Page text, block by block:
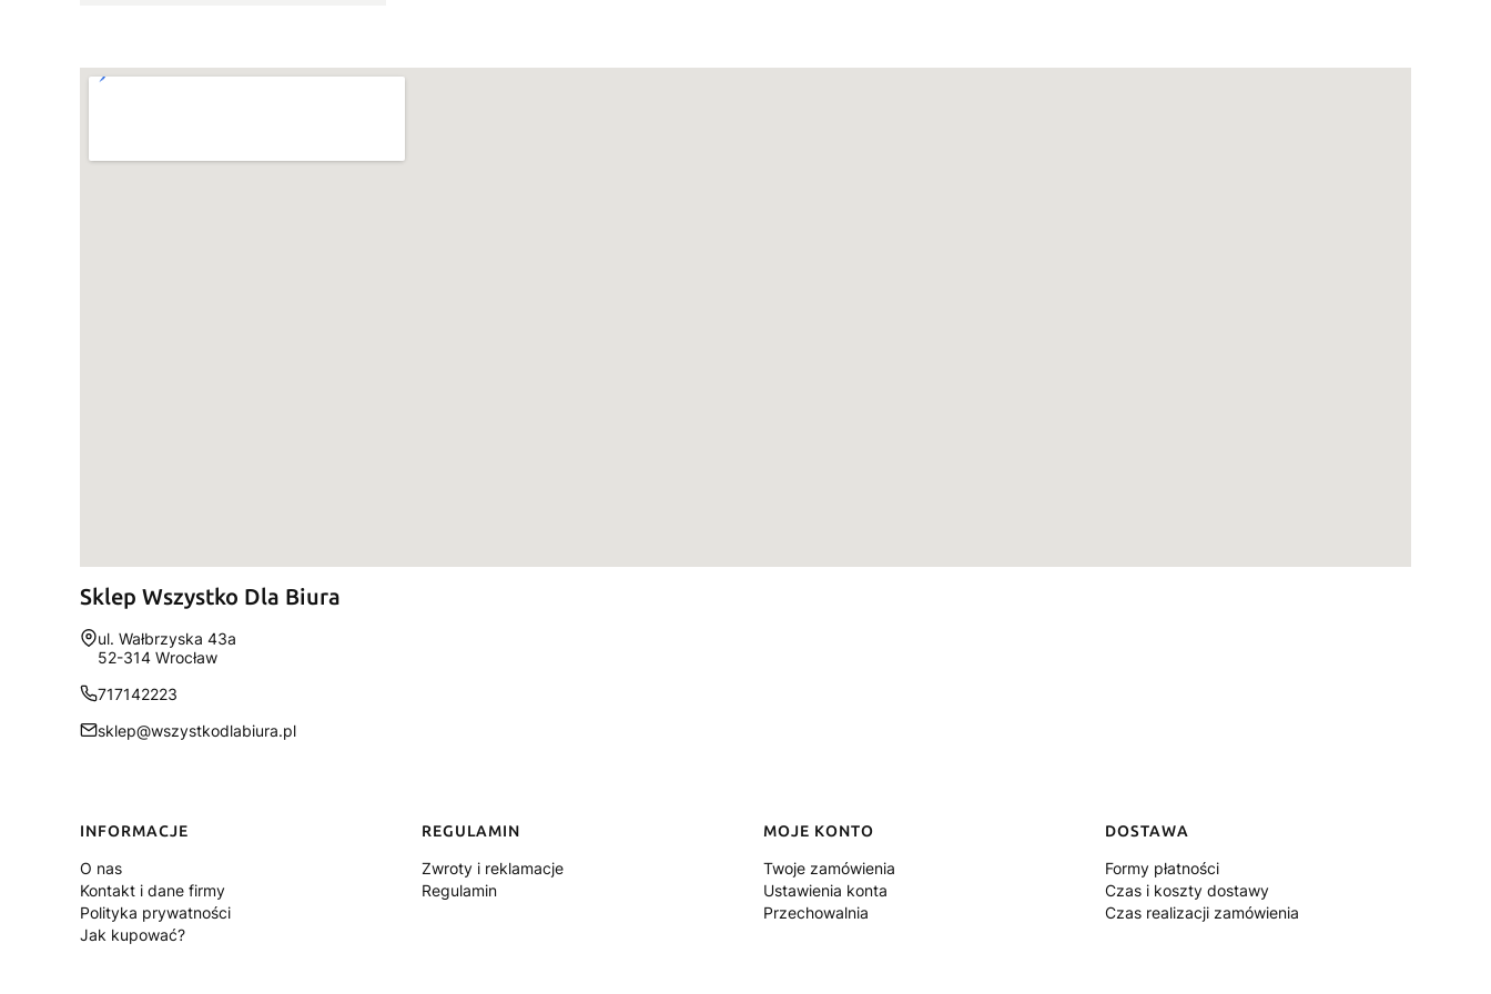
Sklep Wszystko Dla Biura
Adres:
ul. Wałbrzyska 43a
52-314 Wrocław
717142223
sklep@wszystkodlabiura.pl
Linki w stopce
INFORMACJE
O nas
Kontakt i dane firmy
Polityka prywatności
Jak kupować?
REGULAMIN
Zwroty i reklamacje
Regulamin
MOJE KONTO
Twoje zamówienia
Ustawienia konta
Przechowalnia
DOSTAWA
Formy płatności
Czas i koszty dostawy
Czas realizacji zamówienia